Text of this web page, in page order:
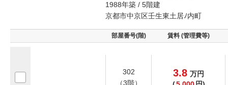
1988年築 / 5階建
京都市中京区壬生東土居ﾉ内町
部屋番号(階) 賃料 (管理費等)
302
（3階）
3.8 万円